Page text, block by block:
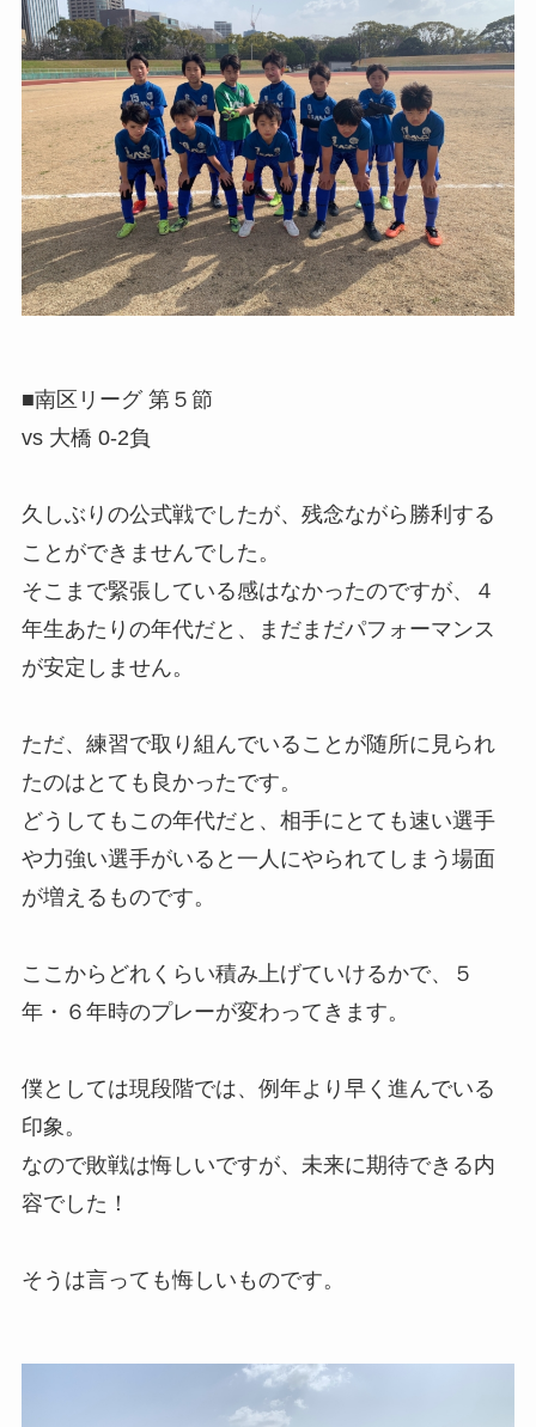
■南区リーグ 第５節
vs 大橋 0-2負
久しぶりの公式戦でしたが、残念ながら勝利する
ことができませんでした。
そこまで緊張している感はなかったのですが、４
年生あたりの年代だと、まだまだパフォーマンス
が安定しません。
ただ、練習で取り組んでいることが随所に見られ
たのはとても良かったです。
どうしてもこの年代だと、相手にとても速い選手
や力強い選手がいると一人にやられてしまう場面
が増えるものです。
ここからどれくらい積み上げていけるかで、５
年・６年時のプレーが変わってきます。
僕としては現段階では、例年より早く進んでいる
印象。
なので敗戦は悔しいですが、未来に期待できる内
容でした！
そうは言っても悔しいものです。